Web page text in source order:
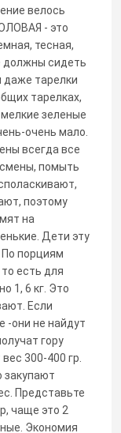
велось
- это
тесная,
должны сидеть
даже тарелки
тарелках,
зеленые
очень мало.
всегда все
помыть
поэтому
на
Дети эту
порциям
есть для
1, 6 кг. Это
Если
-они не найдут
гору
300-400 гр.
закупают
Представьте
чаще это 2
Экономия